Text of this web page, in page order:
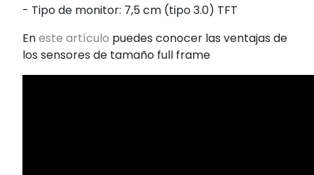
- Tipo de monitor: 7,5 cm (tipo 3.0) TFT
Eneste artículo puedes conocer las ventajas de
los sensores de tamaño full frame